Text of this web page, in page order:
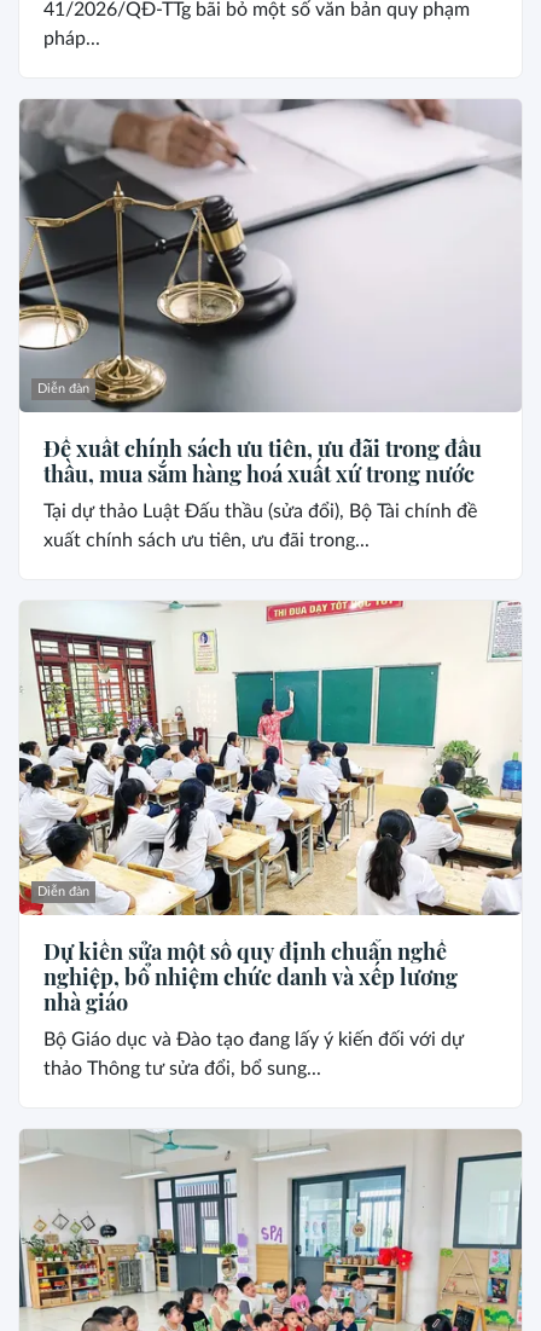
41/2026/QĐ-TTg bãi bỏ một số văn bản quy phạm
pháp...
Diễn đàn
Đề xuất chính sách ưu tiên, ưu đãi trong đấu
thầu, mua sắm hàng hoá xuất xứ trong nước
Tại dự thảo Luật Đấu thầu (sửa đổi), Bộ Tài chính đề
xuất chính sách ưu tiên, ưu đãi trong...
Diễn đàn
Dự kiến sửa một số quy định chuẩn nghề
nghiệp, bổ nhiệm chức danh và xếp lương
nhà giáo
Bộ Giáo dục và Đào tạo đang lấy ý kiến đối với dự
thảo Thông tư sửa đổi, bổ sung...